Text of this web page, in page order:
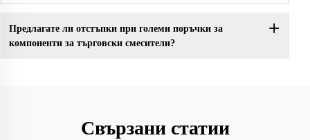
Предлагате ли отстъпки при големи поръчки за
компоненти за търговски смесители?
Свързани статии